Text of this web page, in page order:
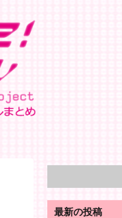
最新の投稿